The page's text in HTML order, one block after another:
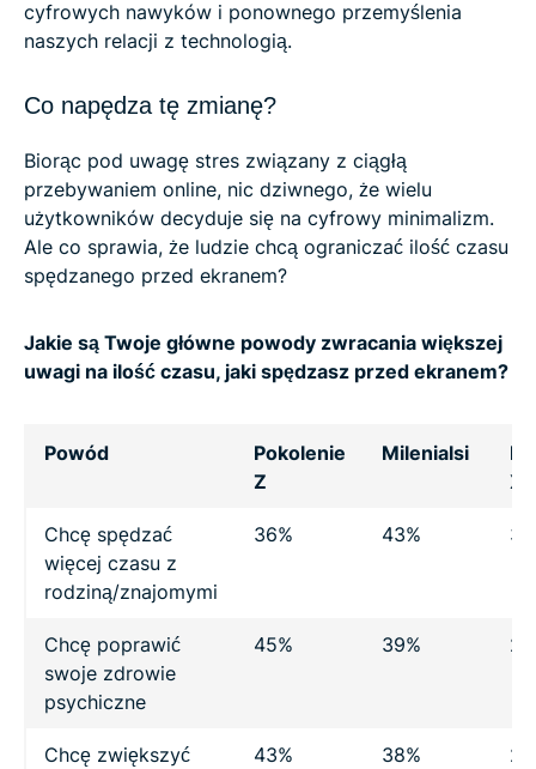
cyfrowych nawyków i ponownego przemyślenia
naszych relacji z technologią.
Co napędza tę zmianę?
Biorąc pod uwagę stres związany z ciągłą
przebywaniem online, nic dziwnego, że wielu
użytkowników decyduje się na cyfrowy minimalizm.
Ale co sprawia, że ludzie chcą ograniczać ilość czasu
spędzanego przed ekranem?
Jakie są Twoje główne powody zwracania większej
uwagi na ilość czasu, jaki spędzasz przed ekranem?
Powód
Pokolenie
Z
Milenialsi
X
Chcę spędzać
więcej czasu z
rodziną/znajomymi
36% 43%
Chcę poprawić
swoje zdrowie
psychiczne
45% 39%
Chcę zwiększyć
43% 38%